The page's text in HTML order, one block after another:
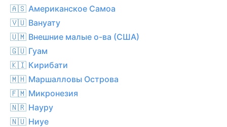
🇦🇸 Американское Самоа
🇻🇺 Вануату
🇺🇲 Внешние малые о-ва (США)
🇬🇺 Гуам
🇰🇮 Кирибати
🇲🇭 Маршалловы Острова
🇫🇲 Микронезия
🇳🇷 Науру
🇳🇺 Ниуе